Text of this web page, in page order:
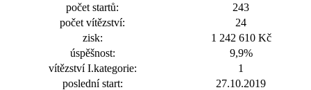
počet startů:
243
počet vítězství:
24
zisk:
1 242 610 Kč
úspěšnost:
9,9%
vítězství I.kategorie:
1
poslední start:
27.10.2019